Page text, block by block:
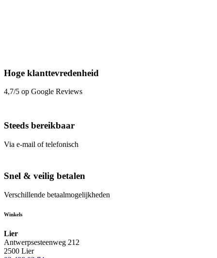
Hoge klanttevredenheid
4,7/5 op Google Reviews
Steeds bereikbaar
Via e-mail of telefonisch
Snel & veilig betalen
Verschillende betaalmogelijkheden
Winkels
Lier
Antwerpsesteenweg 212
2500 Lier